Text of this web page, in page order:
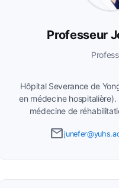
Professeur
Hôpital Severance de
en médecine hospitalière)
médecine de
part entière de la Société
médecine de
email